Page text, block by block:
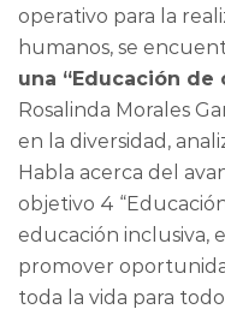
operativo para la
humanos, se
una “Educación de
Rosalinda Morales
en la diversidad,
Habla acerca del
objetivo 4
educación inclusiva,
promover
toda la vida para